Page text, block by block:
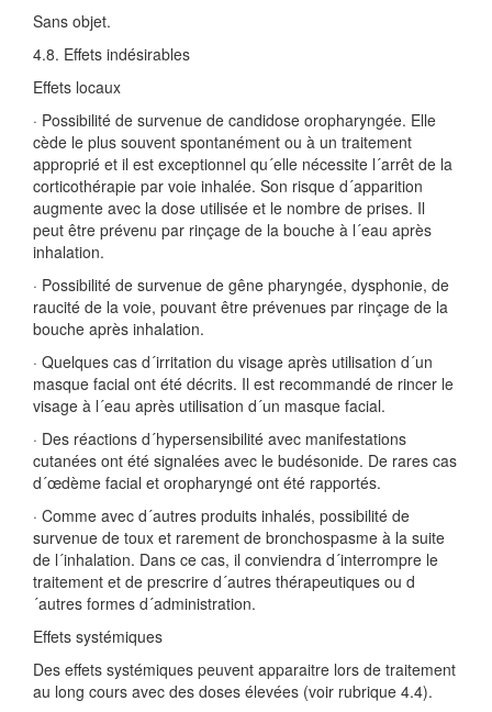
Sans objet.
4.8. Effets indésirables
Effets locaux
· Possibilité de survenue de candidose oropharyngée. Elle
cède le plus souvent spontanément ou à un traitement
approprié et il est exceptionnel qu´elle nécessite l´arrêt de la
corticothérapie par voie inhalée. Son risque d´apparition
augmente avec la dose utilisée et le nombre de prises. Il
peut être prévenu par rinçage de la bouche à l´eau après
inhalation.
· Possibilité de survenue de gêne pharyngée, dysphonie, de
raucité de la voie, pouvant être prévenues par rinçage de la
bouche après inhalation.
· Quelques cas d´irritation du visage après utilisation d´un
masque facial ont été décrits. Il est recommandé de rincer le
visage à l´eau après utilisation d´un masque facial.
· Des réactions d´hypersensibilité avec manifestations
cutanées ont été signalées avec le budésonide. De rares cas
d´œdème facial et oropharyngé ont été rapportés.
· Comme avec d´autres produits inhalés, possibilité de
survenue de toux et rarement de bronchospasme à la suite
de l´inhalation. Dans ce cas, il conviendra d´interrompre le
traitement et de prescrire d´autres thérapeutiques ou d
´autres formes d´administration.
Effets systémiques
Des effets systémiques peuvent apparaitre lors de traitement
au long cours avec des doses élevées (voir rubrique 4.4).